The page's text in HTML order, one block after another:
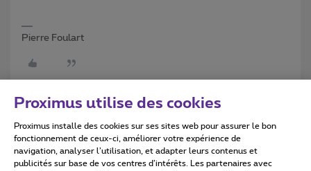
Pierre Foulart
GeneR Forum|Forum|3 years ago
Ce soir, pendant plus d'une heure, j'ai essayé de faire
démarrer le décodeur TV V7 : d'abord, j'ai eu droit à "Pickx
Proximus utilise des cookies
Proximus installe des cookies sur ses sites web pour assurer le bon
fonctionnement de ceux-ci, améliorer votre expérience de
navigation, analyser l’utilisation, et adapter leurs contenus et
publicités sur base de vos centres d’intérêts. Les partenaires avec